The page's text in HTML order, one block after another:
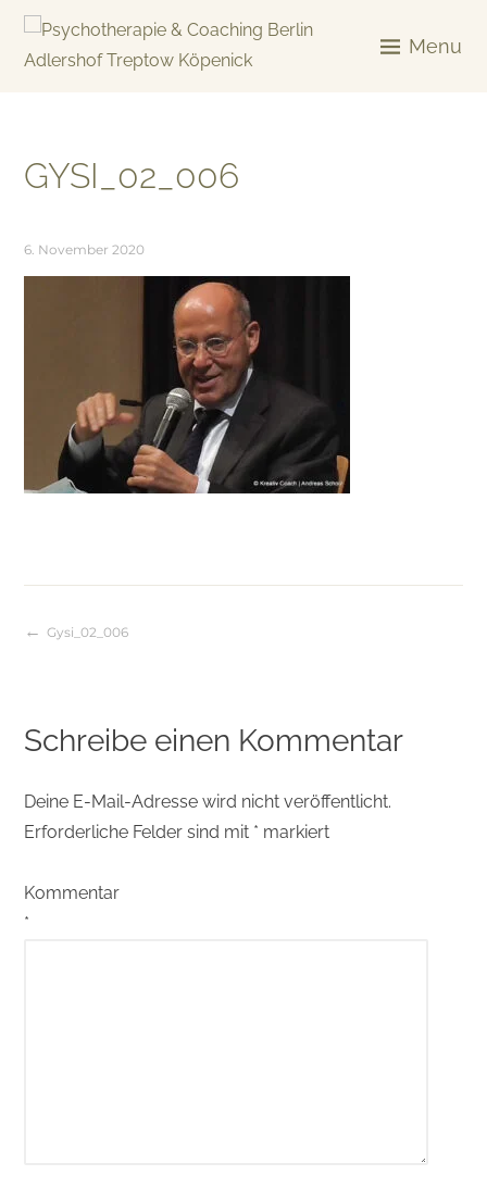
Skip
Menu
GYSI_02_006
6. November 2020
Beitragsnavigation
Gysi_02_006
Schreibe einen Kommentar
Deine E-Mail-Adresse wird nicht veröffentlicht.
Erforderliche Felder sind mit * markiert
Kommentar
*